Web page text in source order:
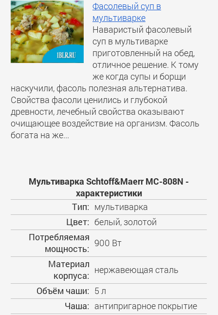
Фасолевый суп в
мультиварке
Наваристый фасолевый
суп в мультиварке
приготовленный на обед,
отличное решение. К тому
же когда супы и борщи
наскучили, фасоль полезная альтернатива.
Свойства фасоли ценились и глубокой
древности, лечебный свойства оказывают
очищающее воздействие на организм. Фасоль
богата на же...
Мультиварка Schtoff&Maerr МС-808N -
характеристики
Тип: мультиварка
Цвет: белый, золотой
Потребляемая
мощность:
900 Вт
Материал
корпуса:
нержавеющая сталь
Объём чаши: 5 л
Чаша: антипригарное покрытие